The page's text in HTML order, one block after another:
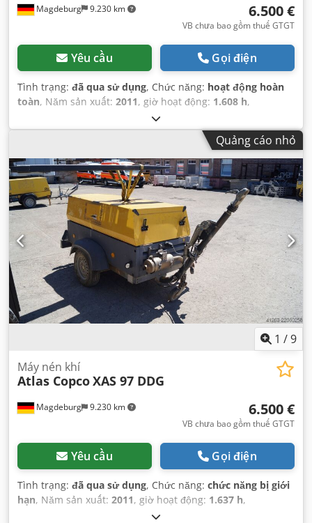
Magdeburg 9.230 km 6.500 €
VB chưa bao gồm thuế GTGT
Yêu cầu Gọi điện
Tình trạng: đã qua sử dụng, Chức năng: hoạt động hoàn
toàn, Năm sản xuất: 2011, giờ hoạt động: 1.608 h,
Quảng cáo nhỏ
1 /9
Magdeburg 9.230 km
Máy nén khí
Atlas CopcoXAS 97 DDG
6.500 €
VB chưa bao gồm thuế GTGT
Yêu cầu Gọi điện
Tình trạng: đã qua sử dụng, Chức năng: chức năng bị giới
hạn, Năm sản xuất: 2011, giờ hoạt động: 1.637 h,